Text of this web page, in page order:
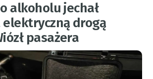
alkoholu jechał
drogą
pasażera